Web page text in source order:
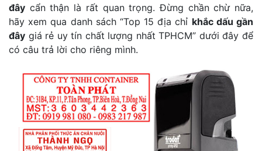
đây cẩn thận là rất quan trọng. Đừng chần chừ nữa,
hãy xem qua danh sách “Top 15 địa chỉ khắc dấu gần
đây giá rẻ uy tín chất lượng nhất TPHCM” dưới đây để
có câu trả lời cho riêng mình.